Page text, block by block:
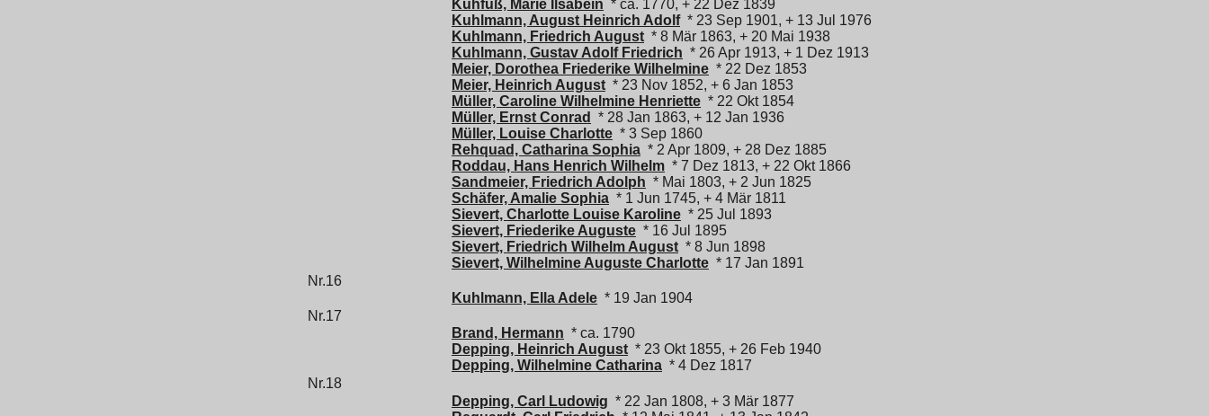
Kuhfuß, Marie Ilsabein * ca. 1770, + 22 Dez 1839
Kuhlmann, August Heinrich Adolf* 23 Sep 1901, + 13 Jul 1976
Kuhlmann, Friedrich August * 8 Mär 1863, + 20 Mai 1938
Kuhlmann, Gustav Adolf Friedrich * 26 Apr 1913, + 1 Dez 1913
Meier, Dorothea Friederike Wilhelmine * 22 Dez 1853
Meier, Heinrich August * 23 Nov 1852, + 6 Jan 1853
Müller, Caroline Wilhelmine Henriette * 22 Okt 1854
Müller, Ernst Conrad
* 28 Jan 1863, + 12 Jan 1936
Müller, Louise Charlotte * 3 Sep 1860
Rehquad, Catharina Sophia * 2 Apr 1809, + 28 Dez 1885
Roddau, Hans Henrich Wilhelm * 7 Dez 1813, + 22 Okt 1866
Sandmeier, Friedrich Adolph * Mai 1803, + 2 Jun 1825
Schäfer, Amalie Sophia * 1 Jun 1745, + 4 Mär 1811
Sievert, Charlotte Louise Karoline * 25 Jul 1893
Sievert, Friederike Auguste * 16 Jul 1895
Sievert, Friedrich Wilhelm August * 8 Jun 1898
Sievert, Wilhelmine Auguste Charlotte * 17 Jan 1891
Nr.16
Kuhlmann, Ella Adele * 19 Jan 1904
Nr.17
Brand, Hermann * ca. 1790
Depping, Heinrich August * 23 Okt 1855, + 26 Feb 1940
Depping, Wilhelmine Catharina * 4 Dez 1817
Nr.18
Depping, Carl Ludowig * 22 Jan 1808, + 3 Mär 1877